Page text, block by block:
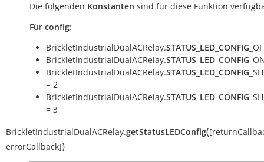
Die folgenden Konstanten sind für diese Funktion
Für config:
BrickletIndustrialDualACRelay.STATUS_LED_CONFIG
BrickletIndustrialDualACRelay.STATUS_LED_CONFIG
BrickletIndustrialDualACRelay.STATUS_LED_CONFIG
= 2
BrickletIndustrialDualACRelay.STATUS_LED_CONFIG
= 3
BrickletIndustrialDualACRelay.getStatusLEDConfig([
errorCallback])